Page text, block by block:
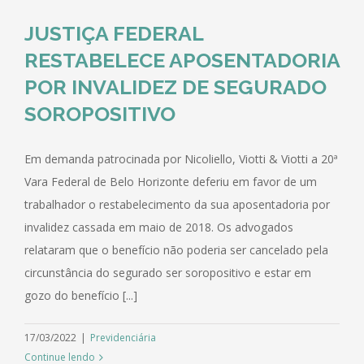
JUSTIÇA FEDERAL
RESTABELECE APOSENTADORIA
POR INVALIDEZ DE SEGURADO
SOROPOSITIVO
Em demanda patrocinada por Nicoliello, Viotti & Viotti a 20ª
Vara Federal de Belo Horizonte deferiu em favor de um
trabalhador o restabelecimento da sua aposentadoria por
invalidez cassada em maio de 2018. Os advogados
relataram que o benefício não poderia ser cancelado pela
circunstância do segurado ser soropositivo e estar em
gozo do benefício [...]
17/03/2022 | Previdenciária
Continue lendo